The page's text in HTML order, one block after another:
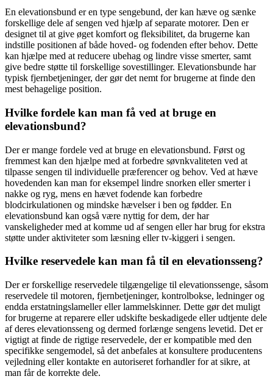
En elevationsbund er en type sengebund, der kan hæve og sænke
forskellige dele af sengen ved hjælp af separate motorer. Den er
designet til at give øget komfort og fleksibilitet, da brugerne kan
indstille positionen af både hoved- og fodenden efter behov. Dette
kan hjælpe med at reducere ubehag og lindre visse smerter, samt
give bedre støtte til forskellige sovestillinger. Elevationsbunde har
typisk fjernbetjeninger, der gør det nemt for brugerne at finde den
mest behagelige position.
Hvilke fordele kan man få ved at bruge en
elevationsbund?
Der er mange fordele ved at bruge en elevationsbund. Først og
fremmest kan den hjælpe med at forbedre søvnkvaliteten ved at
tilpasse sengen til individuelle præferencer og behov. Ved at hæve
hovedenden kan man for eksempel lindre snorken eller smerter i
nakke og ryg, mens en hævet fodende kan forbedre
blodcirkulationen og mindske hævelser i ben og fødder. En
elevationsbund kan også være nyttig for dem, der har
vanskeligheder med at komme ud af sengen eller har brug for ekstra
støtte under aktiviteter som læsning eller tv-kiggeri i sengen.
Hvilke reservedele kan man få til en elevationsseng?
Der er forskellige reservedele tilgængelige til elevationssenge, såsom
reservedele til motoren, fjernbetjeninger, kontrolbokse, ledninger og
endda erstatningslameller eller lammelskinner. Dette gør det muligt
for brugerne at reparere eller udskifte beskadigede eller udtjente dele
af deres elevationsseng og dermed forlænge sengens levetid. Det er
vigtigt at finde de rigtige reservedele, der er kompatible med den
specifikke sengemodel, så det anbefales at konsultere producentens
vejledning eller kontakte en autoriseret forhandler for at sikre, at
man får de korrekte dele.